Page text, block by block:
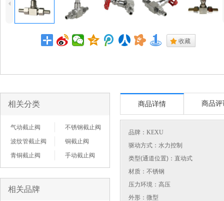
4
. 收藏
相关分类
气动截止阀
不锈钢截止阀
波纹管截止阀
铜截止阀
青铜截止阀
手动截止阀
相关品牌
商品详情 商品评
品牌： KEXU
驱动方式：水力控制
类型(通道位置)：直动式
材质：不锈钢
压力环境：高压
外形：微型